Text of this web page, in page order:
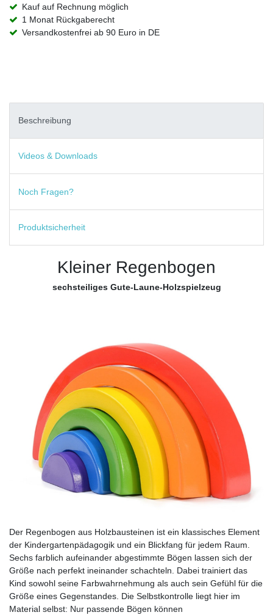
Kauf auf Rechnung möglich
1 Monat Rückgaberecht
Versandkostenfrei ab 90 Euro in DE
Beschreibung
Videos & Downloads
Noch Fragen?
Produktsicherheit
Kleiner Regenbogen
sechsteiliges Gute-Laune-Holzspielzeug
Der Regenbogen aus Holzbausteinen ist ein klassisches Element
der Kindergartenpädagogik und ein Blickfang für jedem Raum.
Sechs farblich aufeinander abgestimmte Bögen lassen sich der
Größe nach perfekt ineinander schachteln. Dabei trainiert das
Kind sowohl seine Farbwahrnehmung als auch sein Gefühl für die
Größe eines Gegenstandes. Die Selbstkontrolle liegt hier im
Material selbst: Nur passende Bögen können